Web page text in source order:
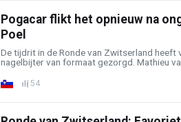
Pogacar flikt het opnieuw na
Poel
De tijdrit in de Ronde van Zwitserland heeft
nagelbijter van formaat gezorgd. Mathieu van
54